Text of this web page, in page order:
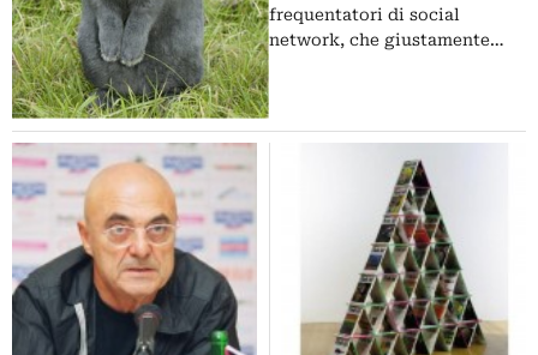
frequentatori di social
network, che giustamente…